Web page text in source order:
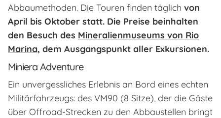
Abbaumethoden. Die Touren finden täglich von
April bis Oktober statt. Die Preise beinhalten
den Besuch des Mineralienmuseums von Rio
Marina, dem Ausgangspunkt aller Exkursionen.
Miniera Adventure
Ein unvergessliches Erlebnis an Bord eines echten
Militärfahrzeugs: des VM90 (8 Sitze), der die Gäste
über Offroad-Strecken zu den Abbaustellen bringt